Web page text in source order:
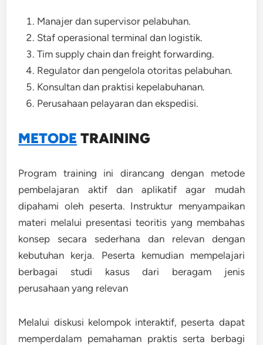
Manajer dan supervisor pelabuhan.
Staf operasional terminal dan logistik.
Tim supply chain dan freight forwarding.
Regulator dan pengelola otoritas pelabuhan.
Konsultan dan praktisi kepelabuhanan.
Perusahaan pelayaran dan ekspedisi.
METODE TRAINING
Program training ini dirancang dengan metode
pembelajaran aktif dan aplikatif agar mudah
dipahami oleh peserta. Instruktur menyampaikan
materi melalui presentasi teoritis yang membahas
konsep secara sederhana dan relevan dengan
kebutuhan kerja. Peserta kemudian mempelajari
berbagai studi kasus dari beragam jenis
perusahaan yang relevan
Melalui diskusi kelompok interaktif, peserta dapat
memperdalam pemahaman praktis serta berbagi